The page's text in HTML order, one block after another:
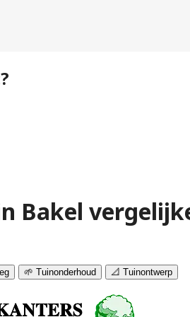
Bakel
🌱 Tuinonderhoud 📐 Tuinontwerp